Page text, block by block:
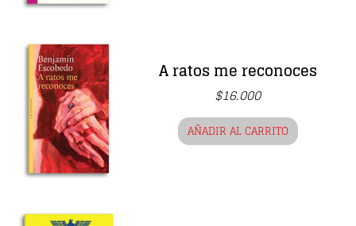
A ratos me reconoces
$16.000
AÑADIR AL CARRITO